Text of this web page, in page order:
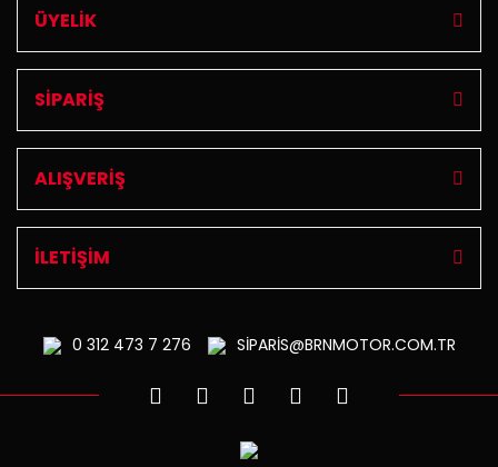
ÜYELİK
SİPARİŞ
ALIŞVERİŞ
İLETİŞİM
0 312473 7 276 SİPARİS@BRNMOTOR.COM.TR